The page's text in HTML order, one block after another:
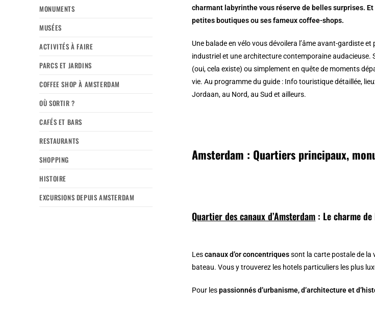
charmant labyrinthe vous réserve de belles surprises.
petites boutiques ou ses fameux coffee-shops.
Une balade en vélo vous dévoilera l’âme avant-gardiste
industriel et une architecture contemporaine audacieuse.
(oui, cela existe) ou simplement en quête de moments
vie. Au programme du guide : Info touristique détaillée,
Jordaan, au Nord, au Sud et ailleurs.
Amsterdam : Quartiers principaux,
Quartier des canaux d’Amsterdam : Le charme
Lescanaux d’or concentriquessont la carte postale de la
bateau. Vous y trouverez les hotels particuliers les plus
Pour lespassionnés d’urbanisme, d’architecture et
MONUMENTS
MUSÉES
ACTIVITÉS À FAIRE
PARCS ET JARDINS
COFFEE SHOP À AMSTERDAM
OÙ SORTIR ?
CAFÉS ET BARS
RESTAURANTS
SHOPPING
HISTOIRE
EXCURSIONS DEPUIS AMSTERDAM